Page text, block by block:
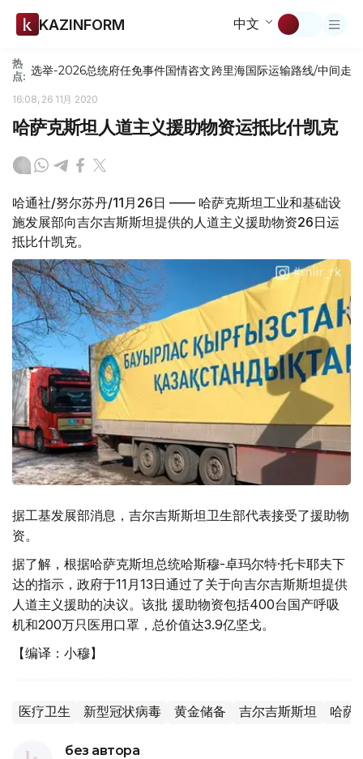
KAZINFORM 中文
热
点: 选举-2026总统府任免事件国情咨文跨里海国际运输路线/中间走廊
16:08, 26 11月 2020
哈萨克斯坦人道主义援助物资运抵比什凯克
哈通社/努尔苏丹/11月26日 —— 哈萨克斯坦工业和基础设
施发展部向吉尔吉斯斯坦提供的人道主义援助物资26日运
抵比什凯克。
据工基发展部消息，吉尔吉斯斯坦卫生部代表接受了援助物
资。
据了解，根据哈萨克斯坦总统哈斯穆-卓玛尔特·托卡耶夫下
达的指示，政府于11月13日通过了关于向吉尔吉斯斯坦提供
人道主义援助的决议。该批 援助物资包括400台国产呼吸
机和200万只医用口罩，总价值达3.9亿坚戈。
【编译：小穆】
医疗卫生 新型冠状病毒 黄金储备 吉尔吉斯斯坦 哈萨
без автора